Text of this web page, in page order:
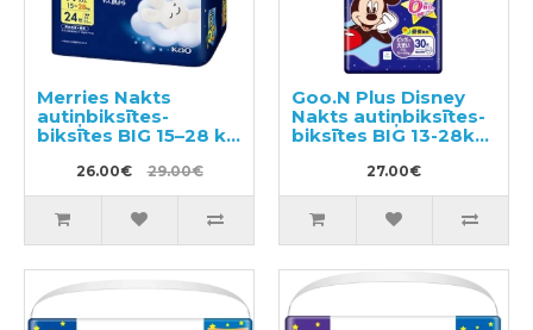
Merries Nakts
autiņbiksītes-
biksītes BIG 15–28 kg
26.00€ 29.00€
Goo.N Plus Disney
Nakts autiņbiksītes-
biksītes BIG 13-28kg
27.00€